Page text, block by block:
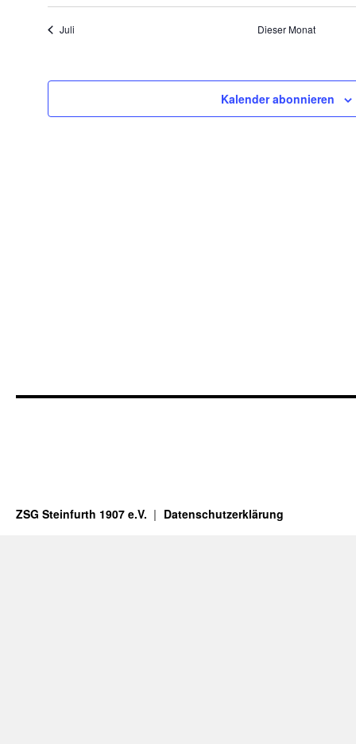
Juli Dieser Monat
Kalender abonnieren
ZSG Steinfurth 1907 e.V. Datenschutzerklärung